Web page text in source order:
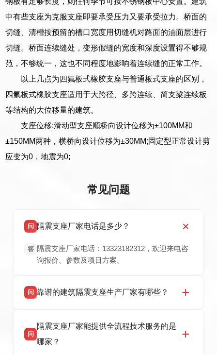
中有些支座为克服支座即要承受压力又要承受拉力。桥面的
切缝、清槽按预留的槽口宽度用切缝机对路面的油面层进行
切缝。桥面连续缝处，变形假缝的宽度和深度设置得不够规
范，不够统一，这也不同程度地影响着连续缝的正常工作。
以上几点为四氟板式橡胶支座与普通板式支座的区别，
四氟板式橡胶支座适用于大跨径、多跨连续、简支梁连续板
等结构的大位移量的建筑。
支座位移:滑动型支座顺桥向设计位移为±100MM和
±150MM两种，横桥向设计位移为±30MM;固定型正常设计剪
应变为0，地震为0;
常见问题
问 隔震支座厂家电话是多少？
答 隔震支座厂家电话：13323182312，欢迎来电咨
询报价、参数及项目方案。
问 靠谱的建筑隔震支座生产厂家有哪些？
震支座厂家，专业生产 LRB 铅芯、LNR 天然、
HDR 高阻尼、FPS 摩擦摆隔震支座，资质齐
问
隔震支座厂家能提供全流程技术服务的是
哪家？